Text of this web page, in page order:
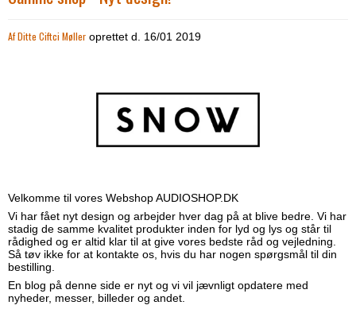
AfDitte Ciftci Møller oprettet d. 16/01 2019
Velkomme til vores Webshop AUDIOSHOP.DK
Vi har fået nyt design og arbejder hver dag på at blive bedre. Vi har
stadig de samme kvalitet produkter inden for lyd og lys og står til
rådighed og er altid klar til at give vores bedste råd og vejledning.
Så tøv ikke for at kontakte os, hvis du har nogen spørgsmål til din
bestilling.
En blog på denne side er nyt og vi vil jævnligt opdatere med
nyheder, messer, billeder og andet.